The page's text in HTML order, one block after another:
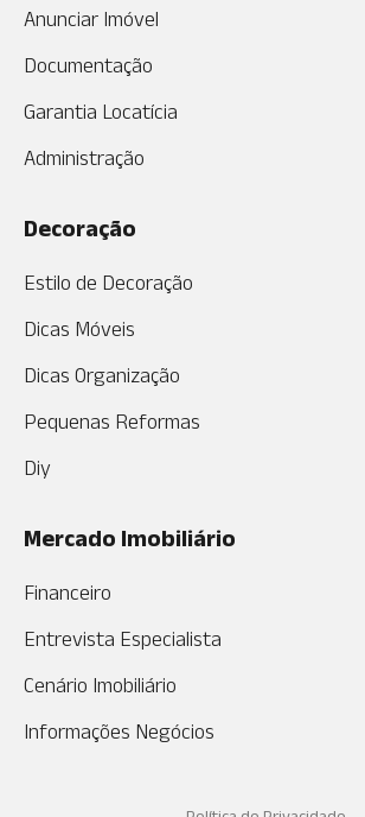
Anunciar Imóvel
Documentação
Garantia Locatícia
Administração
Decoração
Estilo de Decoração
Dicas Móveis
Dicas Organização
Pequenas Reformas
Diy
Mercado Imobiliário
Financeiro
Entrevista Especialista
Cenário Imobiliário
Informações Negócios